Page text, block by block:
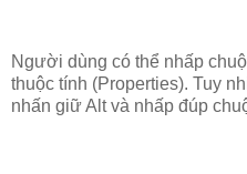
Người dùng có thể nhấp
thuộc tính (Properties). Tuy
nhấn giữ Alt và nhấp đúp